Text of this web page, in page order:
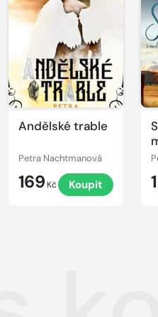
Andělské trable
Petra Nachtmanová
169 Kč Koupit